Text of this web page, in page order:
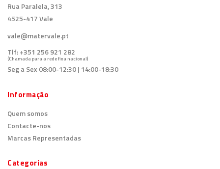
Rua Paralela, 313
4525-417 Vale
vale@matervale.pt
Tlf:+351 256 921 282
(Chamada para a rede fixa nacional)
Seg a Sex 08:00-12:30 | 14:00-18:30
Informação
Quem somos
Contacte-nos
Marcas Representadas
Categorias